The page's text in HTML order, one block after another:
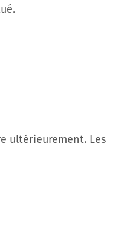
ultérieurement. Les